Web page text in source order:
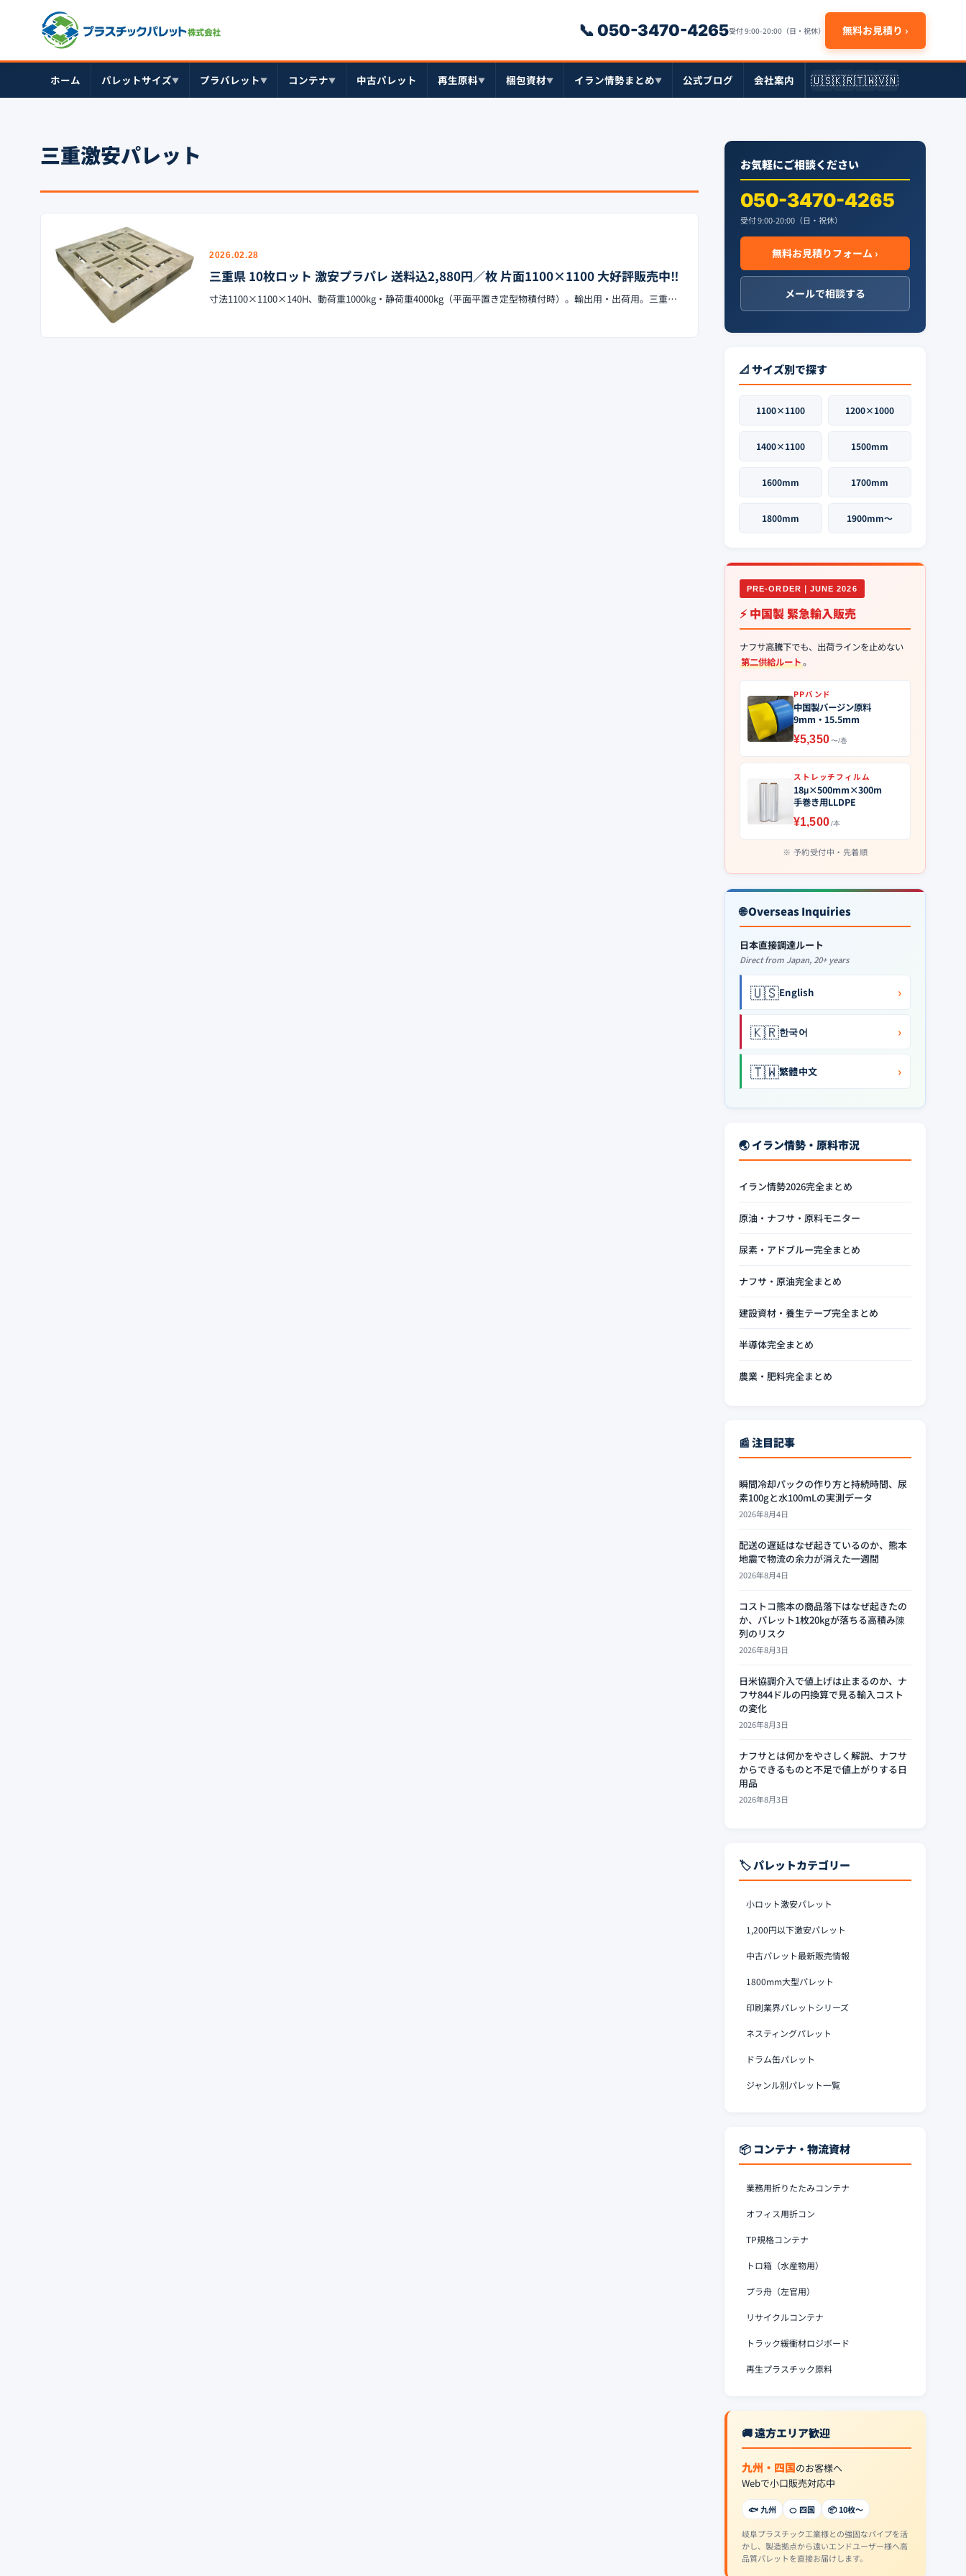
📞 050-3470-4265受付 9:00-20:00（日・祝休） 無料お見積り ›
ホーム パレットサイズ▼ プラパレット▼ コンテナ▼ 中古パレット 再生原料▼ 梱包資材▼ イラン情勢まとめ▼ 公式ブログ 会社案内 🇺🇸🇰🇷🇹🇼🇻🇳
三重激安パレット
2026.02.28
三重県 10枚ロット 激安プラパレ 送料込2,880円／枚 片面1100×1100 大好評販売中‼︎
寸法1100×1100×140H、動荷重1000kg・静荷重4000kg（平面平置き定型物積付時）。輸出用・出荷用。三重…
お気軽にご相談ください
050-3470-4265
受付 9:00-20:00（日・祝休）
無料お見積りフォーム ›
メールで相談する
📐 サイズ別で探す
1100×1100 1200×1000
1400×1100 1500mm
1600mm 1700mm
1800mm 1900mm〜
PRE-ORDER｜JUNE 2026
⚡ 中国製 緊急輸入販売
ナフサ高騰下でも、出荷ラインを止めない
第二供給ルート。
PPバンド
中国製バージン原料
9mm・15.5mm
¥5,350〜/巻
ストレッチフィルム
18μ×500mm×300m
手巻き用LLDPE
¥1,500/本
予約受付中・先着順
🌐 Overseas Inquiries
日本直接調達ルート
Direct from Japan, 20+ years
🇺🇸English ›
🇰🇷한국어 ›
🇹🇼繁體中文 ›
🌏 イラン情勢・原料市況
イラン情勢2026完全まとめ
原油・ナフサ・原料モニター
尿素・アドブルー完全まとめ
ナフサ・原油完全まとめ
建設資材・養生テープ完全まとめ
半導体完全まとめ
農業・肥料完全まとめ
📰 注目記事
瞬間冷却パックの作り方と持続時間、尿
素100gと水100mLの実測データ
2026年8月4日
配送の遅延はなぜ起きているのか、熊本
地震で物流の余力が消えた一週間
2026年8月4日
コストコ熊本の商品落下はなぜ起きたの
か、パレット1枚20kgが落ちる高積み陳
列のリスク
2026年8月3日
日米協調介入で値上げは止まるのか、ナ
フサ844ドルの円換算で見る輸入コスト
の変化
2026年8月3日
ナフサとは何かをやさしく解説、ナフサ
からできるものと不足で値上がりする日
用品
2026年8月3日
🏷️ パレットカテゴリー
小ロット激安パレット
1,200円以下激安パレット
中古パレット最新販売情報
1800mm大型パレット
印刷業界パレットシリーズ
ネスティングパレット
ドラム缶パレット
ジャンル別パレット一覧
📦 コンテナ・物流資材
業務用折りたたみコンテナ
オフィス用折コン
TP規格コンテナ
トロ箱（水産物用）
プラ舟（左官用）
リサイクルコンテナ
トラック緩衝材ロジボード
再生プラスチック原料
🚚 遠方エリア歓迎
九州・四国のお客様へ
Webで小口販売対応中
🐟 九州 🍊 四国 📦 10枚〜
岐阜プラスチック工業様との強固なパイプを活
かし、製造拠点から遠いエンドユーザー様へ高
品質パレットを直接お届けします。